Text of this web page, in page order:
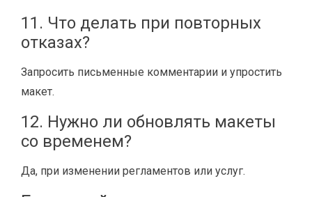
11. Что делать при повторных
отказах?
Запросить письменные комментарии и упростить
макет.
12. Нужно ли обновлять макеты
со временем?
Да, при изменении регламентов или услуг.